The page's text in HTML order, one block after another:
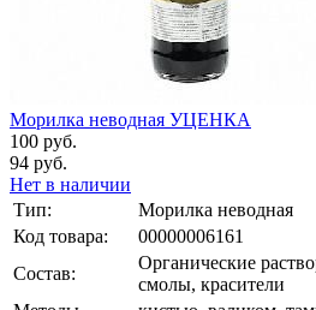
Морилка неводная УЦЕНКА
100 руб.
94 руб.
Нет в наличии
Тип:
Морилка неводная
Код товара:
00000006161
Состав:
Органические
смолы, красители